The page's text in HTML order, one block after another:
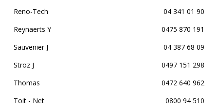
Reno-Tech
04 341 01 90
Reynaerts Y
0475 870 191
Sauvenier J
04 387 68 09
Stroz J
0497 151 298
Thomas
0472 640 962
Toit - Net
0800 94 510